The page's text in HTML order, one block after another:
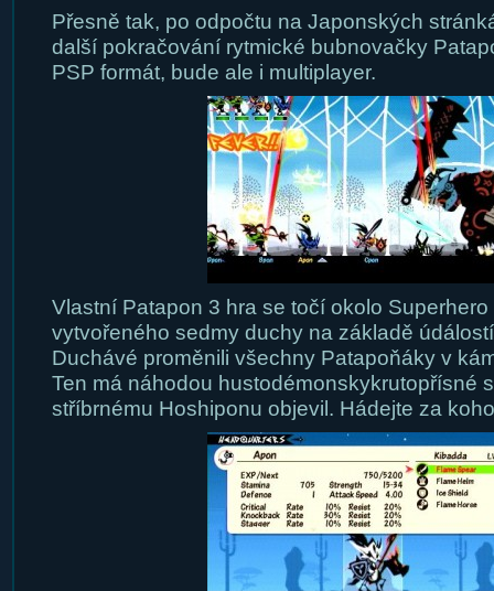
Přesně tak, po odpočtu na Japonských
další pokračování rytmické bubnovačky
PSP formát, bude ale i multiplayer.
Vlastní Patapon 3 hra se točí okolo
vytvořeného sedmy duchy na základě
Duchávé proměnili všechny Patapoňáky v
Ten má náhodou hustodémonskykrutopřísné
stříbrnému Hoshiponu objevil. Hádejte za